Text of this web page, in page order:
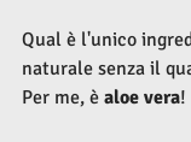
Qual è l'unico
naturale senza il
Per me, è aloe vera!